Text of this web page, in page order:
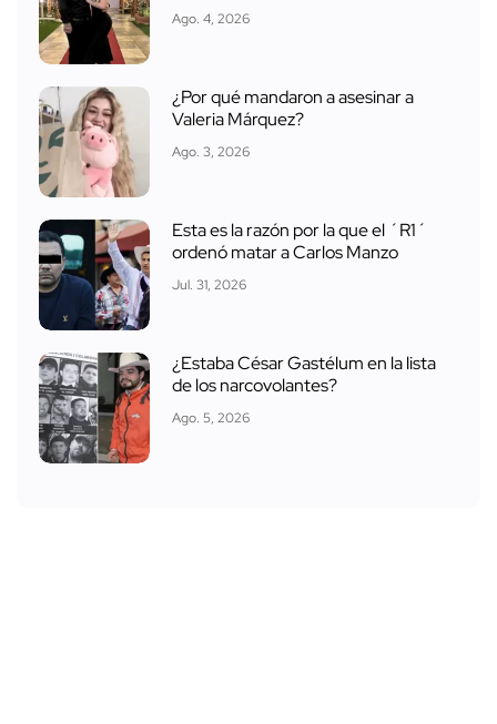
Ago. 4, 2026
¿Por qué mandaron a asesinar a
Valeria Márquez?
Ago. 3, 2026
Esta es la razón por la que el ´R1´
ordenó matar a Carlos Manzo
Jul. 31, 2026
¿Estaba César Gastélum en la lista
de los narcovolantes?
Ago. 5, 2026